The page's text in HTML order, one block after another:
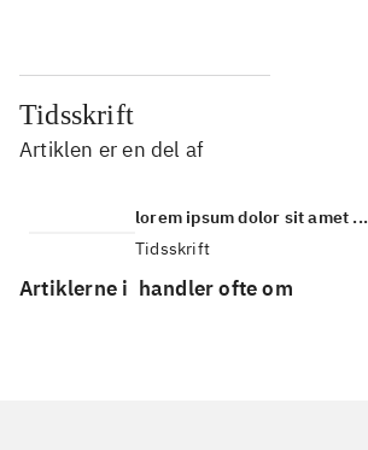
Tidsskrift
Artiklen er en del af
lorem ipsum dolor sit amet ...
Tidsskrift
Artiklerne i handler ofte om